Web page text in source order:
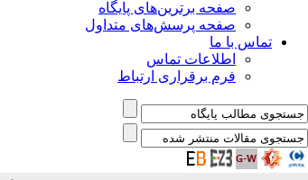
صفحه برترین‌های پایگاه
صفحه پرسش‌های متداول
تماس با ما
اطلاعات تماس
فرم برقراری ارتباط